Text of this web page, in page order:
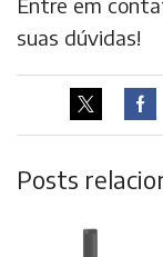
Entre em
suas dúvidas!
Posts